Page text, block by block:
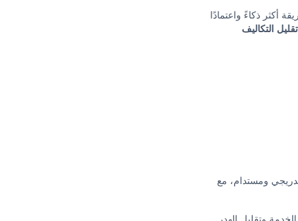
أكثر ذكاءً واعتمادًا
تقليل التكاليف
ومستدام، مع